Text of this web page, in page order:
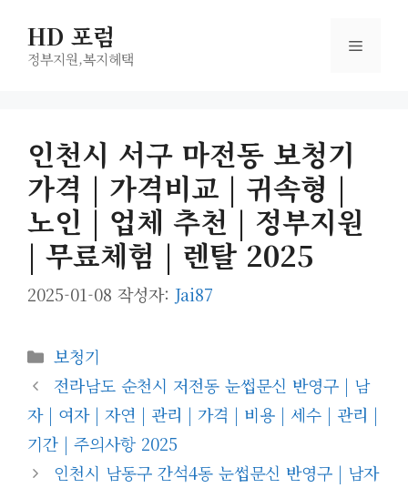
HD 포럼
정부지원,복지헤택
메
인천시 서구 마전동 보청기
가격 | 가격비교 | 귀속형 |
노인 | 업체 추천 | 정부지원
| 무료체험 | 렌탈 2025
2025-01-08 작성자: Jai87
카
테
고
리
보청기
전라남도 순천시 저전동 눈썹문신 반영구 | 남
자 | 여자 | 자연 | 관리 | 가격 | 비용 | 세수 | 관리 |
기간 | 주의사항 2025
인천시 남동구 간석4동 눈썹문신 반영구 | 남자